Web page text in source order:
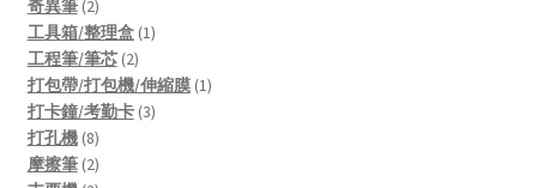
奇異筆 22
products
工具箱/整理盒 11
工程筆/筆芯 22
products
打包帶/打包機/伸縮膜 11
打卡鐘/考勤卡 33
打孔機 88
products
摩擦筆 22